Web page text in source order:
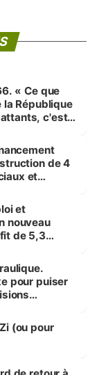
« Ce que
République
c'est
de 4
et
et
nouveau
de 5,3
pour puiser
(ou pour